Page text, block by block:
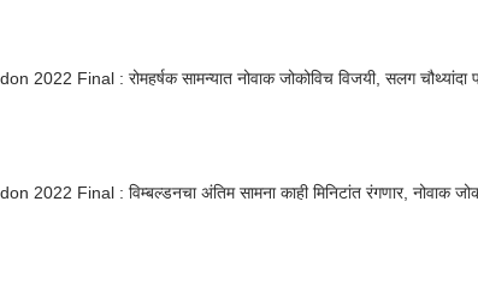
2022 Final : रोमहर्षक सामन्यात नोवाक जोकोविच विजयी, सलग
2022 Final : विम्बल्डनचा अंतिम सामना काही मिनिटांत रंगणार, नोवाक